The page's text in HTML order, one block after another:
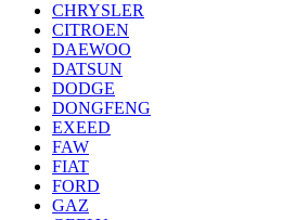
CHRYSLER
CITROEN
DAEWOO
DATSUN
DODGE
DONGFENG
EXEED
FAW
FIAT
FORD
GAZ